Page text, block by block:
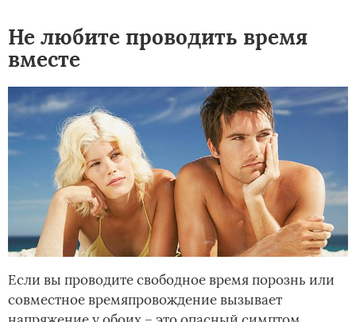
Не любите проводить время
вместе
Если вы проводите свободное время порознь или
совместное времяпровождение вызывает